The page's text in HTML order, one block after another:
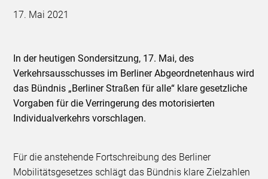
17. Mai 2021
In der heutigen Sondersitzung, 17. Mai, des
Verkehrsausschusses im Berliner Abgeordnetenhaus wird
das Bündnis „Berliner Straßen für alle“ klare gesetzliche
Vorgaben für die Verringerung des motorisierten
Individualverkehrs vorschlagen.
Für die anstehende Fortschreibung des Berliner
Mobilitätsgesetzes schlägt das Bündnis klare Zielzahlen